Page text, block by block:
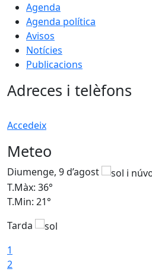
Agenda
Agenda política
Avisos
Notícies
Publicacions
Adreces i telèfons
Accedeix
Meteo
Diumenge, 9 d’agost
T.Màx: 36°
T.Min: 21°
Tarda
1
2